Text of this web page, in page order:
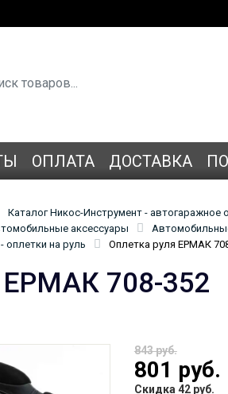
ОПЛАТА ДОСТАВКА
Каталог Никос-Инструмент - автогаражное
аксессуары
оплетки на руль
Оплетка руля ЕРМАК
ЕРМАК 708-352
843 руб.
801 руб.
Скидка 42 руб.